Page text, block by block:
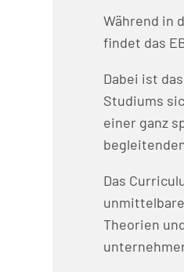
Während in
findet das
Dabei ist
Studiums
einer ganz
Das
Theorien